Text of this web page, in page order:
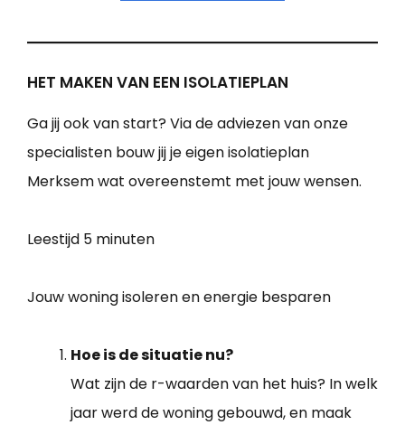
HET MAKEN VAN EEN ISOLATIEPLAN
Ga jij ook van start? Via de adviezen van onze
specialisten bouw jij je eigen isolatieplan
Merksem wat overeenstemt met jouw wensen.
Leestijd 5 minuten
Jouw woning isoleren en energie besparen
Hoe is de situatie nu?
Wat zijn de r-waarden van het huis? In welk
jaar werd de woning gebouwd, en maak